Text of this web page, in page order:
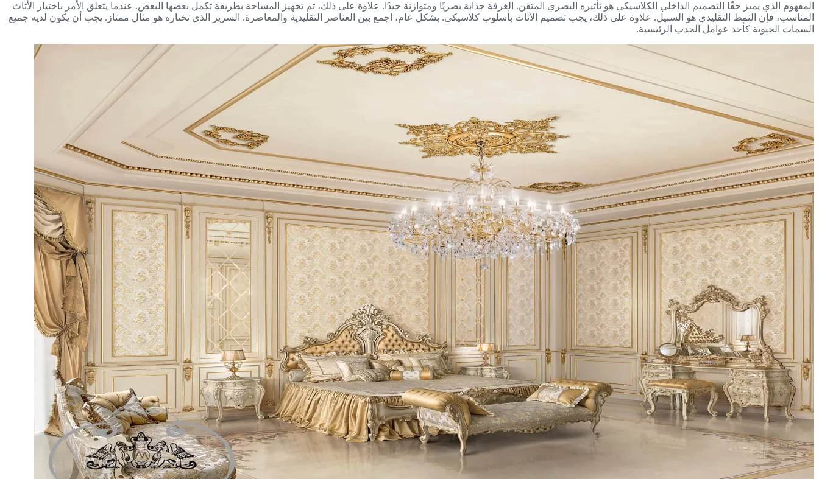
المفهوم الذي يميز حقًا التصميم الداخلي الكلاسيكي هو تأثيره البصري المتقن. الغرفة جذابة بصريًا ومتوازنة جيدًا. علاوة على ذلك، تم تجهيز المساحة بطريقة تكمل بعضها البعض. عندما يتعلق الأمر باختيار الأثاث
المناسب، فإن النمط التقليدي هو السبيل. علاوة على ذلك، يجب تصميم الأثاث بأسلوب كلاسيكي. بشكل عام، اجمع بين العناصر التقليدية والمعاصرة. السرير الذي تختاره هو مثال ممتاز. يجب أن يكون لديه جميع
السمات الحيوية كأحد عوامل الجذب الرئيسية.